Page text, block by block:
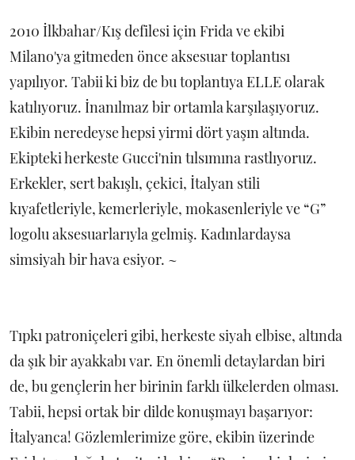
2010 İlkbahar/Kış defilesi için Frida ve ekibi
Milano'ya gitmeden önce aksesuar toplantısı
yapılıyor. Tabii ki biz de bu toplantıya ELLE olarak
katılıyoruz. İnanılmaz bir ortamla karşılaşıyoruz.
Ekibin neredeyse hepsi yirmi dört yaşın altında.
Ekipteki herkeste Gucci'nin tılsımına rastlıyoruz.
Erkekler, sert bakışlı, çekici, İtalyan stili
kıyafetleriyle, kemerleriyle, mokasenleriyle ve “G”
logolu aksesuarlarıyla gelmiş. Kadınlardaysa
simsiyah bir hava esiyor. ~
Tıpkı patroniçeleri gibi, herkeste siyah elbise, altında
da şık bir ayakkabı var. En önemli detaylardan biri
de, bu gençlerin her birinin farklı ülkelerden olması.
Tabii, hepsi ortak bir dilde konuşmayı başarıyor:
İtalyanca! Gözlemlerimize göre, ekibin üzerinde